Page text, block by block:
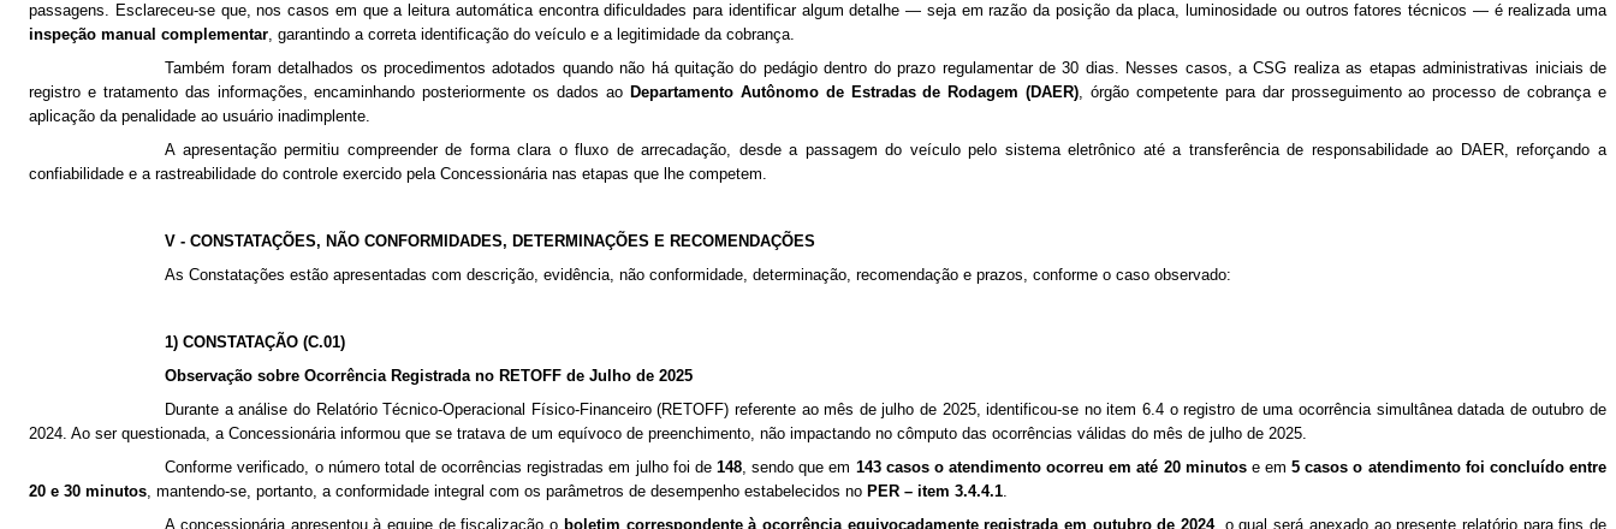
passagens. Esclareceu-se que, nos casos em que a leitura automática encontra dificuldades para identificar algum detalhe — seja em razão da posição da placa, luminosidade ou outros fatores técnicos — é realizada uma
inspeção manual complementar, garantindo a correta identificação do veículo e a legitimidade da cobrança.
Também foram detalhados os procedimentos adotados quando não há quitação do pedágio dentro do prazo regulamentar de 30 dias. Nesses casos, a CSG realiza as etapas administrativas iniciais de
registro e tratamento das informações, encaminhando posteriormente os dados ao Departamento Autônomo de Estradas de Rodagem (DAER), órgão competente para dar prosseguimento ao processo de cobrança e
aplicação da penalidade ao usuário inadimplente.
A apresentação permitiu compreender de forma clara o fluxo de arrecadação, desde a passagem do veículo pelo sistema eletrônico até a transferência de responsabilidade ao DAER, reforçando a
confiabilidade e a rastreabilidade do controle exercido pela Concessionária nas etapas que lhe competem.
V - CONSTATAÇÕES, NÃO CONFORMIDADES, DETERMINAÇÕES E RECOMENDAÇÕES
As Constatações estão apresentadas com descrição, evidência, não conformidade, determinação, recomendação e prazos, conforme o caso observado:
1) CONSTATAÇÃO ​(C.01)
Observação sobre Ocorrência Registrada no RETOFF de Julho de 2025
Durante a análise do Relatório Técnico-Operacional Físico-Financeiro (RETOFF) referente ao mês de julho de 2025, identificou-se no item 6.4 o registro de uma ocorrência simultânea datada de outubro de
2024. Ao ser questionada, a Concessionária informou que se tratava de um equívoco de preenchimento, não impactando no cômputo das ocorrências válidas do mês de julho de 2025.
Conforme verificado, o número total de ocorrências registradas em julho foi de 148, sendo que em 143 casos o atendimento ocorreu em até 20 minutose em5 casos o atendimento foi concluído entre
20 e 30 minutos, mantendo-se, portanto, a conformidade integral com os parâmetros de desempenho estabelecidos no PER – item 3.4.4.1.
A concessionária apresentou à equipe de fiscalização o boletim correspondente à ocorrência equivocadamente registrada em outubro de 2024, o qual será anexado ao presente relatório para fins de